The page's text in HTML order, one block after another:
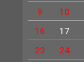
9
10
16
17
23
24